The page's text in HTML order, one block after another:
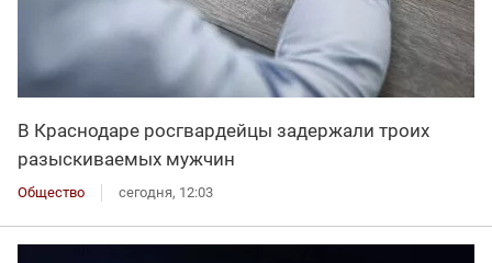
В Краснодаре росгвардейцы задержали троих
разыскиваемых мужчин
Общество сегодня, 12:03